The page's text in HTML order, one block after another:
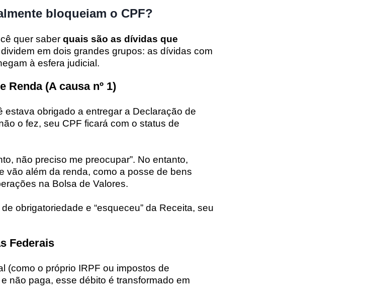
bloqueiam o CPF?
quer saber quais são as dívidas que
em dois grandes grupos: as dívidas com
à esfera judicial.
Renda (A causa nº 1)
estava obrigado a entregar a Declaração de
o fez, seu CPF ficará com o status de
não preciso me preocupar”. No entanto,
vão além da renda, como a posse de bens
na Bolsa de Valores.
obrigatoriedade e “esqueceu” da Receita, seu
Federais
(como o próprio IRPF ou impostos de
não paga, esse débito é transformado em